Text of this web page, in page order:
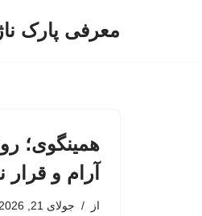
معرفی پارک
همینگوی؛
آرام و
از جولای 21, 2026